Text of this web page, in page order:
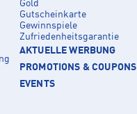
Gold
Gutscheinkarte
Gewinnspiele
Zufriedenheitsgarantie
AKTUELLE WERBUNG
PROMOTIONS & COUPONS
EVENTS